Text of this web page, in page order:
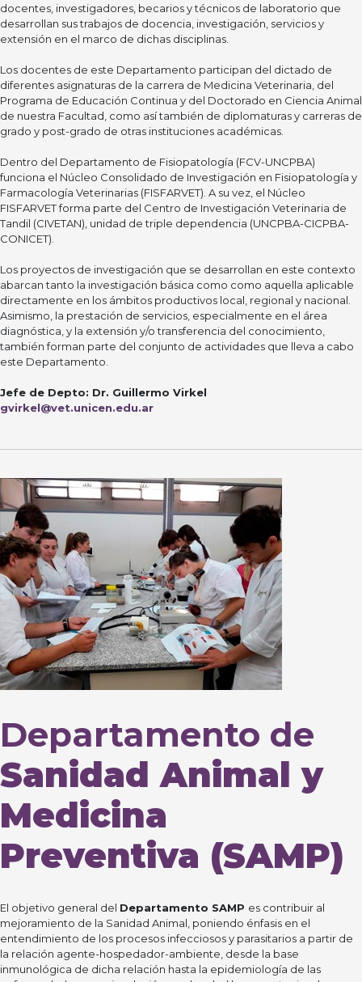
docentes, investigadores, becarios y técnicos de laboratorio que
desarrollan sus trabajos de docencia, investigación, servicios y
extensión en el marco de dichas disciplinas.
Los docentes de este Departamento participan del dictado de
diferentes asignaturas de la carrera de Medicina Veterinaria, del
Programa de Educación Continua y del Doctorado en Ciencia Animal
de nuestra Facultad, como así también de diplomaturas y carreras de
grado y post-grado de otras instituciones académicas.
Dentro del Departamento de Fisiopatología (FCV-UNCPBA)
funciona el Núcleo Consolidado de Investigación en Fisiopatología y
Farmacología Veterinarias (FISFARVET). A su vez, el Núcleo
FISFARVET forma parte del Centro de Investigación Veterinaria de
Tandil (CIVETAN), unidad de triple dependencia (UNCPBA-CICPBA-
CONICET).
Los proyectos de investigación que se desarrollan en este contexto
abarcan tanto la investigación básica como como aquella aplicable
directamente en los ámbitos productivos local, regional y nacional.
Asimismo, la prestación de servicios, especialmente en el área
diagnóstica, y la extensión y/o transferencia del conocimiento,
también forman parte del conjunto de actividades que lleva a cabo
este Departamento.
Jefe de Depto: Dr. Guillermo Virkel
gvirkel@vet.unicen.edu.ar
Departamento de
Sanidad Animal y
Medicina
Preventiva (SAMP)
El objetivo general del Departamento SAMP es contribuir al
mejoramiento de la Sanidad Animal, poniendo énfasis en el
entendimiento de los procesos infecciosos y parasitarios a partir de
la relación agente-hospedador-ambiente, desde la base
inmunológica de dicha relación hasta la epidemiología de las